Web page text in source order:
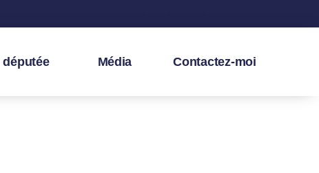
députée Média Contactez-moi